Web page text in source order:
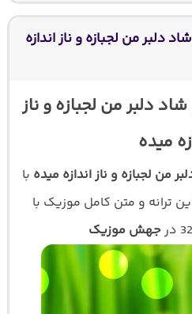
دلبر من لجبازه و ناز اندازه
دلبر من لجبازه و ناز
میده
من لجبازه و ناز اندازه میده با
ترانه و متن کامل موزیک با
جهش موزیک